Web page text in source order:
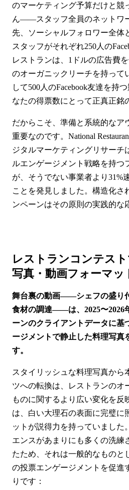
のマーケティング予算だけと競
ん——スタッフ全員のネットワ
先、ソーシャルフォロワー全体
スタッフがそれぞれ250人の
レストランは、1ドルの広告費
のオーガニックリーチを持って
して500人のFacebook友達を持
なたの得票数にとって正真正銘
だからこそ、準備と系統的なア
重要なのです。National
ジタルマーケティングリサーチ
ルエンゲージメント戦略を持つ
が、そうでない事業者より31%
ことを発見しました。構造化さ
ンペーンはその原則の実践的な
レストランコンテス
写真・動画フォーマッ
舞台裏の動画——シェフの盛り
食材の調達——は、2025〜2026
ーンのクライアントデータに基
ージメントで静止した料理写真
す。
スタイリッシュな料理写真から
ツへの転換は、レストランのオ
ものに関するより広い変化を反
は、白い大理石の表面に完璧に
ットが説得力を持っていました
エンスがあまりにも多くの洗練
たため、それは一般的なものと
の投票エンゲージメントを促進
りです：